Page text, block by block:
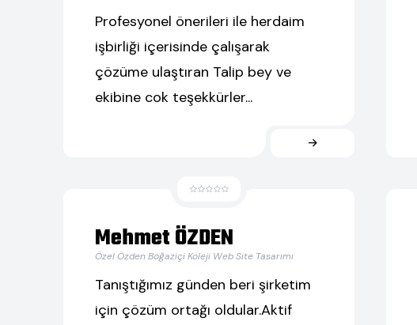
Profesyonel önerileri ile herdaim
işbirliği içerisinde çalışarak
çözüme ulaştıran Talip bey ve
ekibine cok teşekkürler...
Mehmet ÖZDEN
Özel Özden Boğaziçi Koleji Web Site Tasarımı
Tanıştığımız günden beri şirketim
için çözüm ortağı oldular.Aktif